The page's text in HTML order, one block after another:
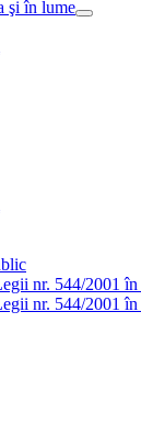
şi în lume
nr. 544/2001
nr. 544/2001